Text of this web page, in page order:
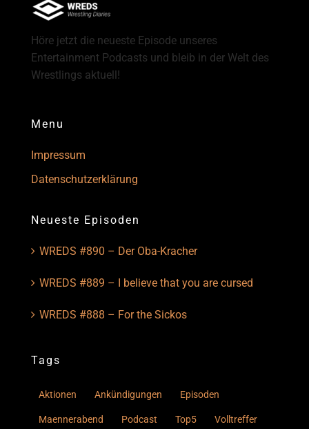
Höre jetzt die neueste Episode unseres
Entertainment Podcasts und bleib in der Welt des
Wrestlings aktuell!
Menu
Impressum
Datenschutzerklärung
Neueste Episoden
WREDS #890 – Der Oba-Kracher
WREDS #889 – I believe that you are cursed
WREDS #888 – For the Sickos
Tags
Aktionen Ankündigungen Episoden
Maennerabend Podcast Top5 Volltreffer